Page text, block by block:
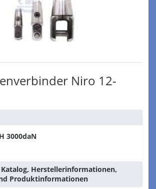
Niro 12-
3000daN
Katalog, Herstellerinformationen,
Produktinformationen